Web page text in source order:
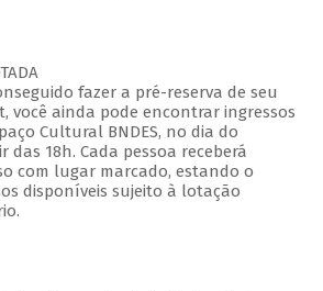
fazer a pré-reserva de seu
você ainda pode encontrar ingressos
Cultural BNDES, no dia do
18h. Cada pessoa receberá
com lugar marcado, estando o
disponíveis sujeito à lotação